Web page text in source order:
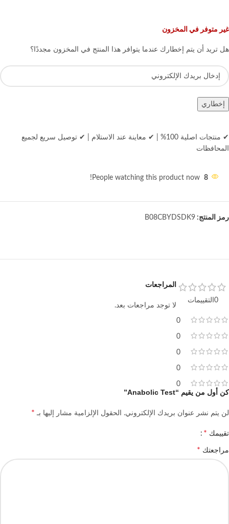
غير متوفر في المخزون
هل تريد أن يتم إخطارك عندما يتوافر هذا المنتج في المخزون مجددًا؟
إخطاري
✔ منتجات اصلية 100% ✔ معاينة عند الاستلام
✔ توصيل سريع لجميع
المحافظات
8
People watching this product now!
رمز المنتج: B08CBYDSDK9
0التقييمات
0
0
0
0
0
المراجعات
لا توجد مراجعات بعد.
كن أول من يقيم “Anabolic Test”
لن يتم نشر عنوان بريدك الإلكتروني. الحقول الإلزامية مشار إليها بـ *
تقييمك *
مراجعتك *